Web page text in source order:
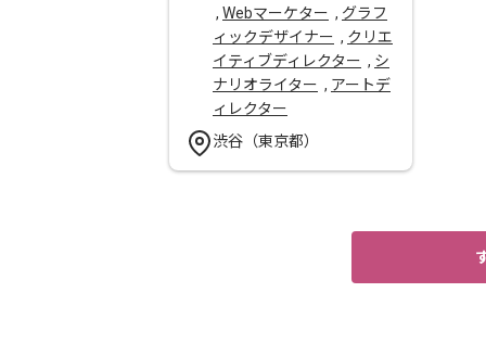
, Webマーケター , グラフ
ィックデザイナー , クリエ
イティブディレクター , シ
ナリオライター , アートデ
ィレクター
渋谷（東京都）